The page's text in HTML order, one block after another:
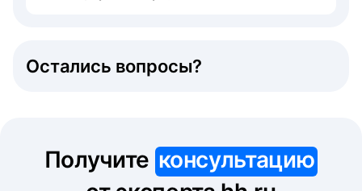
Остались вопросы?
Получите консультацию